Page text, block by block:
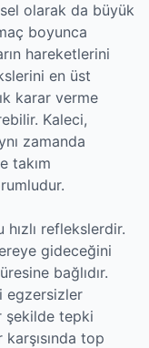
olarak da büyük
boyunca
hareketlerini
en üst
karar verme
Kaleci,
zamanda
takım
reflekslerdir.
gideceğini
bağlıdır.
egzersizler
şekilde tepki
top